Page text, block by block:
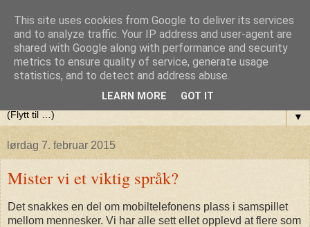
Olaf Berlis blogg (var:Terapi,
Yoga og litt av hvert)
▼
lørdag 7. februar 2015
Mister vi et viktig språk?
Det snakkes en del om mobiltelefonens plass i samspillet
mellom mennesker. Vi har alle sett ellet opplevd at flere som
This site uses cookies from Google to deliver its services
and to analyze traffic. Your IP address and user-agent are
shared with Google along with performance and security
metrics to ensure quality of service, generate usage
statistics, and to detect and address abuse.
LEARN MORE GOT IT